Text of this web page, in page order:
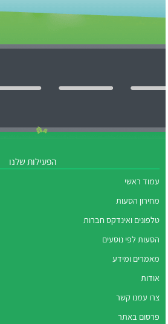
הפעילות שלנו
עמוד ראשי
מחירון הסעות
טלפונים ואינדקס חברות
הסעות לפי נוסעים
מאמרים ומידע
אודות
צרו עמנו קשר
פרסום באתר